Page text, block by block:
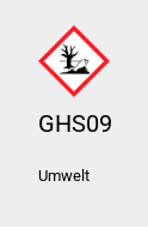
GHS09
Umwelt